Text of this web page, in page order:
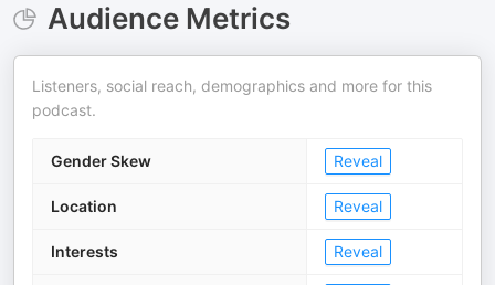
Audience Metrics
Listeners, social reach, demographics and more for this
podcast.
Gender Skew Reveal
Location Reveal
Interests Reveal